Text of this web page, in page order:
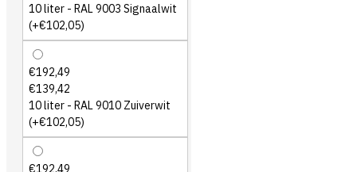
10 liter - RAL 9003 Signaalwit
(+€102,05)
€192,49
€139,42
10 liter - RAL 9010 Zuiverwit
(+€102,05)
€192,49